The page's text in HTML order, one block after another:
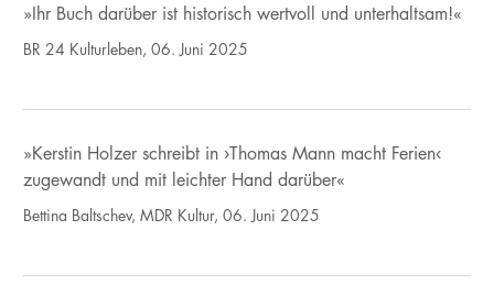
»Ihr Buch darüber ist historisch wertvoll und unterhaltsam!«
BR 24 Kulturleben, 06. Juni 2025
»Kerstin Holzer schreibt in ›Thomas Mann macht Ferien‹
zugewandt und mit leichter Hand darüber«
Bettina Baltschev, MDR Kultur, 06. Juni 2025